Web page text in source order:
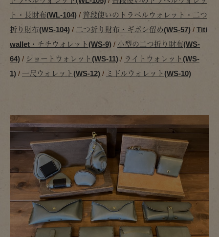
ト・長財布(WL-104) / 普段使いのトラベルウォレット・二つ
折り財布(WS-104) / 二つ折り財布・ギボシ留め(WS-57) / Titi
wallet・チチウォレット(WS-9) / 小型の二つ折り財布(WS-
64) / ショートウォレット(WS-11)/ ライトウォレット(WS-
1) / 一尺ウォレット(WS-12) / ミドルウォレット(WS-10)